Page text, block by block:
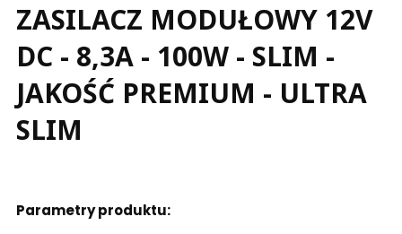
ZASILACZ MODUŁOWY 12V
DC - 8,3A - 100W - SLIM -
JAKOŚĆ PREMIUM - ULTRA
SLIM
Parametry produktu: